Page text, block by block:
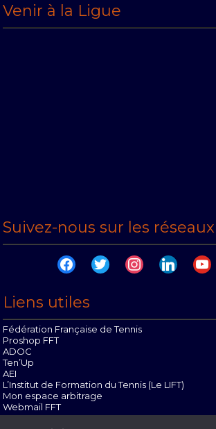
Venir à la Ligue
Suivez-nous sur les
facebooktwitter instagramlinkedin
Liens utiles
Fédération Française de Tennis
Proshop FFT
ADOC
Ten’Up
AEI
L’Institut de Formation du Tennis (Le LIFT)
Mon espace arbitrage
Webmail FFT
Offres d’emploi